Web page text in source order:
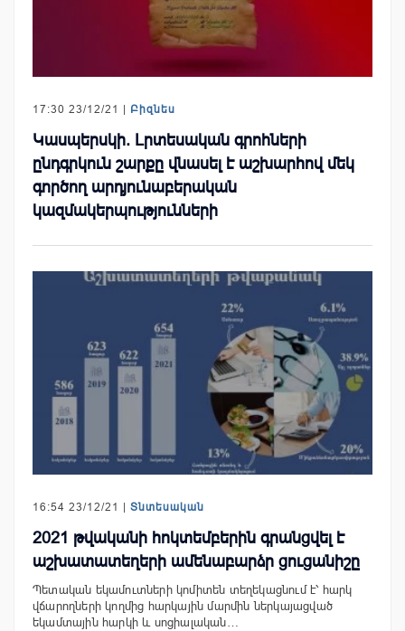
17:30 23/12/21 | Բիզնես
Կասպերսկի. Լրտեսական գրոհների
ընդգրկուն շարքը վնասել է աշխարհով մեկ
գործող արդյունաբերական
կազմակերպությունների
16:54 23/12/21 | Տնտեսական
2021 թվականի հոկտեմբերին գրանցվել է
աշխատատեղերի ամենաբարձր ցուցանիշը
Պետական եկամուտների կոմիտեն տեղեկացնում է՝ հարկ
վճարողների կողմից հարկային մարմին ներկայացված
եկամտային հարկի և սոցիալական…